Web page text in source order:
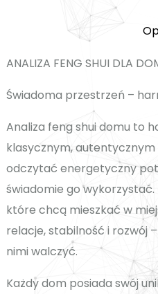
ANALIZA FENG SHUI DLA
Świadoma przestrzeń –
Analiza feng shui domu to
klasycznym,
odczytać energetyczny
świadomie go
które chcą mieszkać w
relacje, stabilność i rozwój
nimi walczyć.
Każdy dom posiada swój